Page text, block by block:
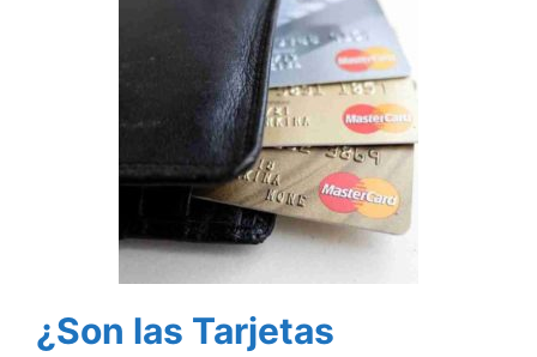
¿Son las Tarjetas